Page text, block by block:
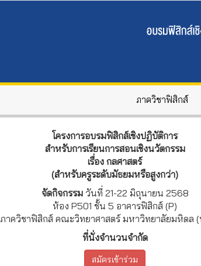
ภาควิชาฟิสิกส์
โครงการอบรมฟิสิกส์เชิงปฏิบัติการ
สำหรับการเรียนการสอนเชิงนวัตกรรม
เรื่อง กลศาสตร์
(สำหรับครูระดับมัธยมหรือสูงกว่า)
จัดกิจกรรม วันที่ 21-22 มิถุนายน 2568
ห้อง P501 ชั้น 5 อาคารฟิสิกส์ (P)
ภาควิชาฟิสิกส์ คณะวิทยาศาสตร์ มหาวิทยาลัยมหิดล
ที่นั่งจำนวนจำกัด
สมัครเข้าร่วม